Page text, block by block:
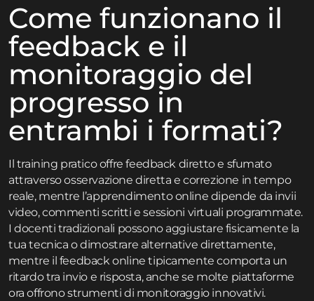
Come funzionano il
feedback e il
monitoraggio del
progresso in
entrambi i formati?
Il training pratico offre feedback diretto e sfumato
attraverso osservazione diretta e correzione in tempo
reale, mentre l’apprendimento online dipende da invii
video, commenti scritti e sessioni virtuali programmate.
I docenti tradizionali possono aggiustare fisicamente la
tua tecnica o dimostrare alternative direttamente,
mentre il feedback online tipicamente comporta un
ritardo tra invio e risposta, anche se molte piattaforme
ora offrono strumenti di monitoraggio innovativi.